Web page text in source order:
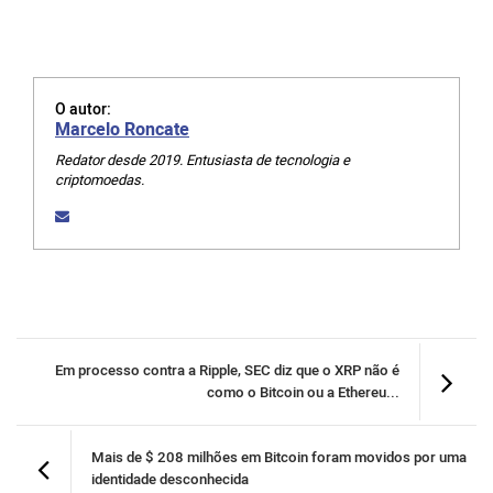
O autor:
Marcelo Roncate
Redator desde 2019. Entusiasta de tecnologia e
criptomoedas.
Em processo contra a Ripple, SEC diz que o XRP não é
como o Bitcoin ou a Ethereu...
Mais de $ 208 milhões em Bitcoin foram movidos por uma
identidade desconhecida